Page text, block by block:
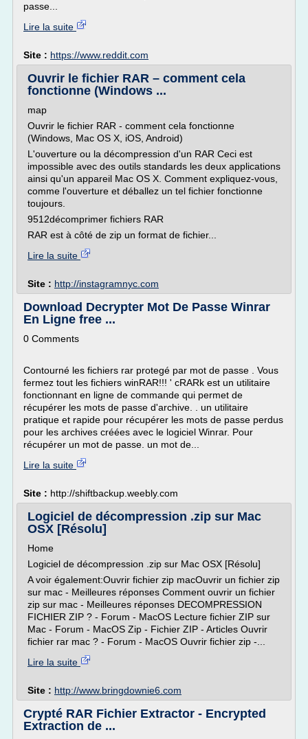
passe...
Lire la suite
Site : https://www.reddit.com
Ouvrir le fichier RAR – comment cela
fonctionne (Windows ...
map
Ouvrir le fichier RAR - comment cela fonctionne
(Windows, Mac OS X, iOS, Android)
L'ouverture ou la décompression d'un RAR Ceci est
impossible avec des outils standards les deux applications
ainsi qu'un appareil Mac OS X. Comment expliquez-vous,
comme l'ouverture et déballez un tel fichier fonctionne
toujours.
9512décomprimer fichiers RAR
RAR est à côté de zip un format de fichier...
Lire la suite
Site : http://instagramnyc.com
Download Decrypter Mot De Passe Winrar
En Ligne free ...
0 Comments
Contourné les fichiers rar protegé par mot de passe . Vous
fermez tout les fichiers winRAR!!! ' cRARk est un utilitaire
fonctionnant en ligne de commande qui permet de
récupérer les mots de passe d'archive. . un utilitaire
pratique et rapide pour récupérer les mots de passe perdus
pour les archives créées avec le logiciel Winrar. Pour
récupérer un mot de passe. un mot de...
Lire la suite
Site : http://shiftbackup.weebly.com
Logiciel de décompression .zip sur Mac
OSX [Résolu]
Home
Logiciel de décompression .zip sur Mac OSX [Résolu]
A voir également:Ouvrir fichier zip macOuvrir un fichier zip
sur mac - Meilleures réponses Comment ouvrir un fichier
zip sur mac - Meilleures réponses DECOMPRESSION
FICHIER ZIP ? - Forum - MacOS Lecture fichier ZIP sur
Mac - Forum - MacOS Zip - Fichier ZIP - Articles Ouvrir
fichier rar mac ? - Forum - MacOS Ouvrir fichier zip -...
Lire la suite
Site : http://www.bringdownie6.com
Crypté RAR Fichier Extractor - Encrypted
Extraction de ...